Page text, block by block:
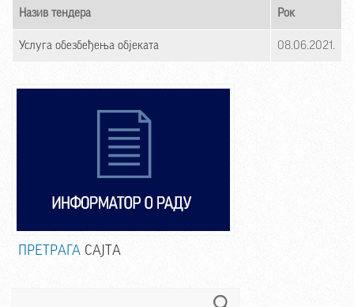
Назив тендера Рок
Услуга обезбеђења објеката 08.06.2021.
ПРЕТРАГА САЈТА